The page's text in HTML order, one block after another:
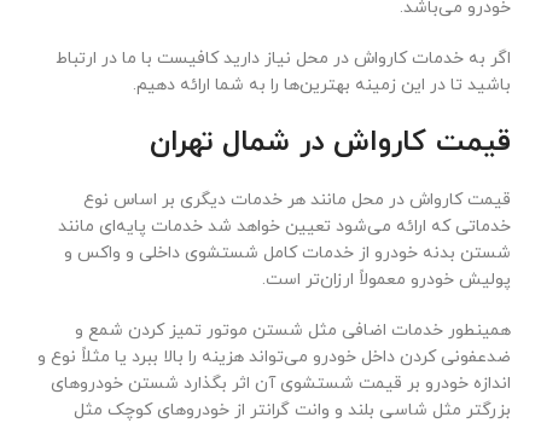
خودرو می‌باشد.
اگر به خدمات کارواش در محل نیاز دارید کافیست با ما در ارتباط
باشید تا در این زمینه بهترین‌ها را به شما ارائه دهیم.
قیمت کارواش در شمال تهران
قیمت کارواش در محل مانند هر خدمات دیگری بر اساس نوع
خدماتی که ارائه می‌شود تعیین خواهد شد خدمات پایه‌ای مانند
شستن بدنه خودرو از خدمات کامل شستشوی داخلی و واکس و
پولیش خودرو معمولاً ارزان‌تر است.
همینطور خدمات اضافی مثل شستن موتور تمیز کردن شمع و
ضدعفونی کردن داخل خودرو می‌تواند هزینه را بالا ببرد یا مثلاً نوع و
اندازه خودرو بر قیمت شستشوی آن اثر بگذارد شستن خودروهای
بزرگتر مثل شاسی بلند و وانت گرانتر از خودروهای کوچک مثل